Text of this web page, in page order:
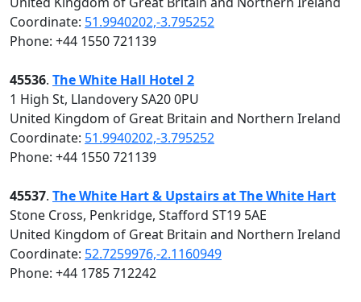
Coordinate: 51.9940202,-3.795252
Phone: +44 1550 721139
45536. The White Hall Hotel 2
1 High St, Llandovery SA20 0PU
United Kingdom of Great Britain and Northern Ireland
Coordinate: 51.9940202,-3.795252
Phone: +44 1550 721139
45537. The White Hart & Upstairs at The White Hart
Stone Cross, Penkridge, Stafford ST19 5AE
United Kingdom of Great Britain and Northern Ireland
Coordinate: 52.7259976,-2.1160949
Phone: +44 1785 712242